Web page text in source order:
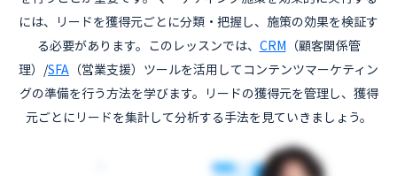
には、リードを獲得元ごとに分類・把握し、施策の効果を検証す
る必要があります。このレッスンでは、 CRM （顧客関係管
理）/SFA （営業支援）ツールを活用してコンテンツマーケティン
グの準備を行う方法を学びます。リードの獲得元を管理し、獲得
元ごとにリードを集計して分析する手法を見ていきましょう。